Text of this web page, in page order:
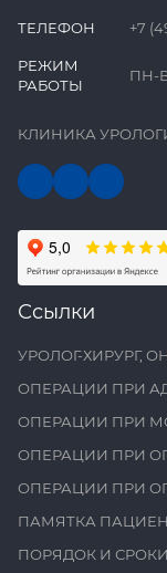
ТЕЛЕФОН +7
РЕЖИМ
РАБОТЫ
ПН-
КЛИНИКА
Ссылки
УРОЛОГ-ХИРУРГ,
ОПЕРАЦИИ ПРИ
ОПЕРАЦИИ ПРИ
ОПЕРАЦИИ ПРИ
ОПЕРАЦИИ ПРИ
ПАМЯТКА
ПОРЯДОК И